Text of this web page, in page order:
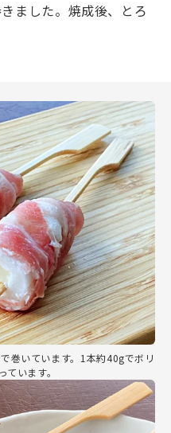
ました。焼成後、とろ
巻いています。1本約40gでボリ
います。